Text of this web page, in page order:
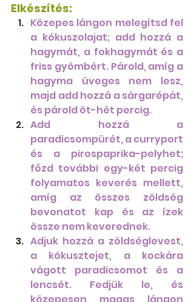
Elkészítés:
Közepes lángon melegítsd fel
a kókuszolajat; add hozzá a
hagymát, a fokhagymát és a
friss gyömbért. Párold, amíg a
hagyma üveges nem lesz,
majd add hozzá a sárgarépát,
és párold öt-hét percig.
Add hozzá a
paradicsompürét, a curryport
és a pirospaprika-pelyhet;
főzd további egy-két percig
folyamatos keverés mellett,
amíg az összes zöldség
bevonatot kap és az ízek
össze nem keverednek.
Adjuk hozzá a zöldséglevest,
a kókusztejet, a kockára
vágott paradicsomot és a
lencsét. Fedjük le, és